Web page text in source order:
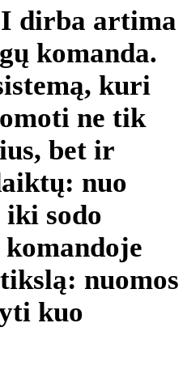
dirba artima
komanda.
kuri
ne tik
bet ir
nuo
sodo
nuomos
kuo